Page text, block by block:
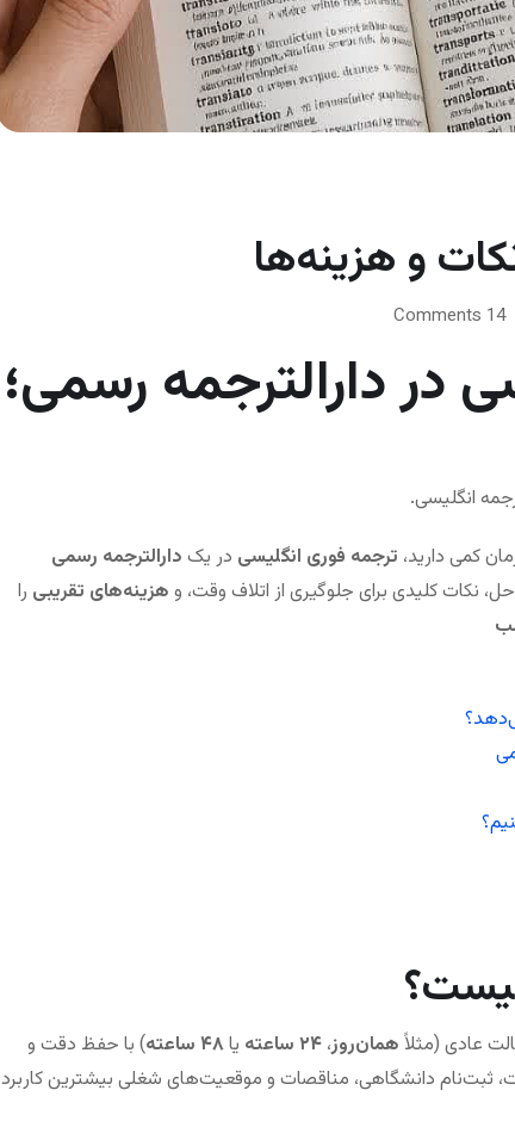
و هزینه‌ها
14 Comments
در دارالترجمه رسمی؛
انگلیسی.
کمی دارید، ترجمه فوری انگلیسی در یک دارالترجمه رسمی
نکات کلیدی برای جلوگیری از اتلاف وقت، و هزینه‌های تقریبی را
عادی (مثلاً همان‌روز، ۲۴ ساعته یا۴۸ ساعته
) با حفظ دقت و
ثبت‌نام دانشگاهی، مناقصات و موقعیت‌های شغلی بیشترین کاربرد